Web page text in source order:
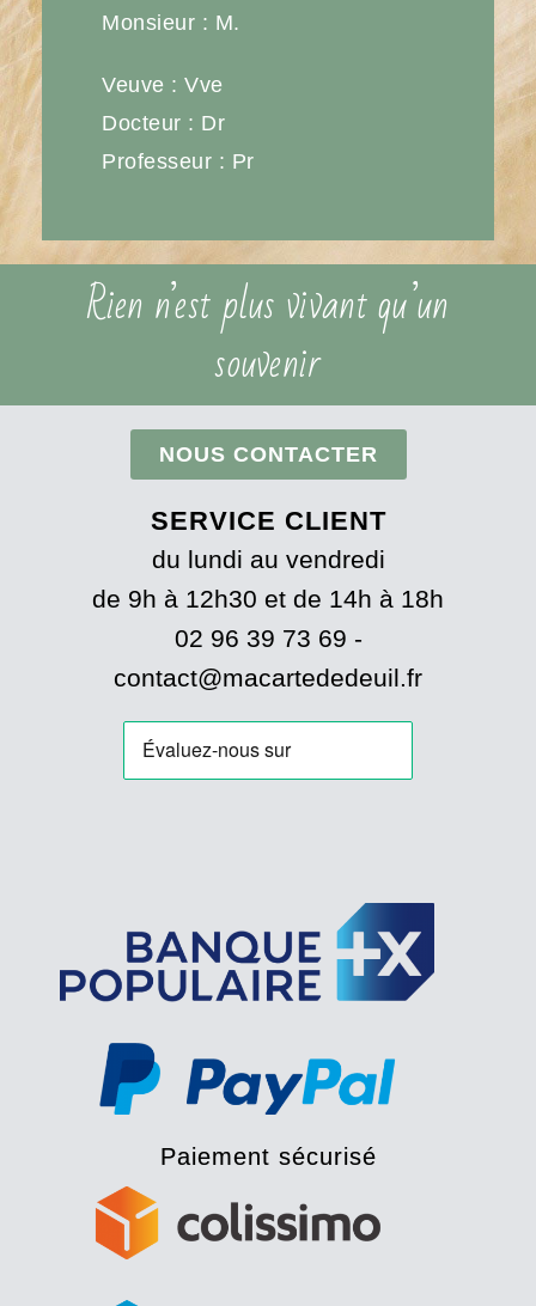
Monsieur : M.
Veuve : Vve
Docteur : Dr
Professeur : Pr
Rien n’est plus vivant qu’un
souvenir
NOUS CONTACTER
SERVICE CLIENT
du lundi au vendredi
de 9h à 12h30 et de 14h à 18h
02 96 39 73 69 -
contact@macartededeuil.fr
Paiement sécurisé